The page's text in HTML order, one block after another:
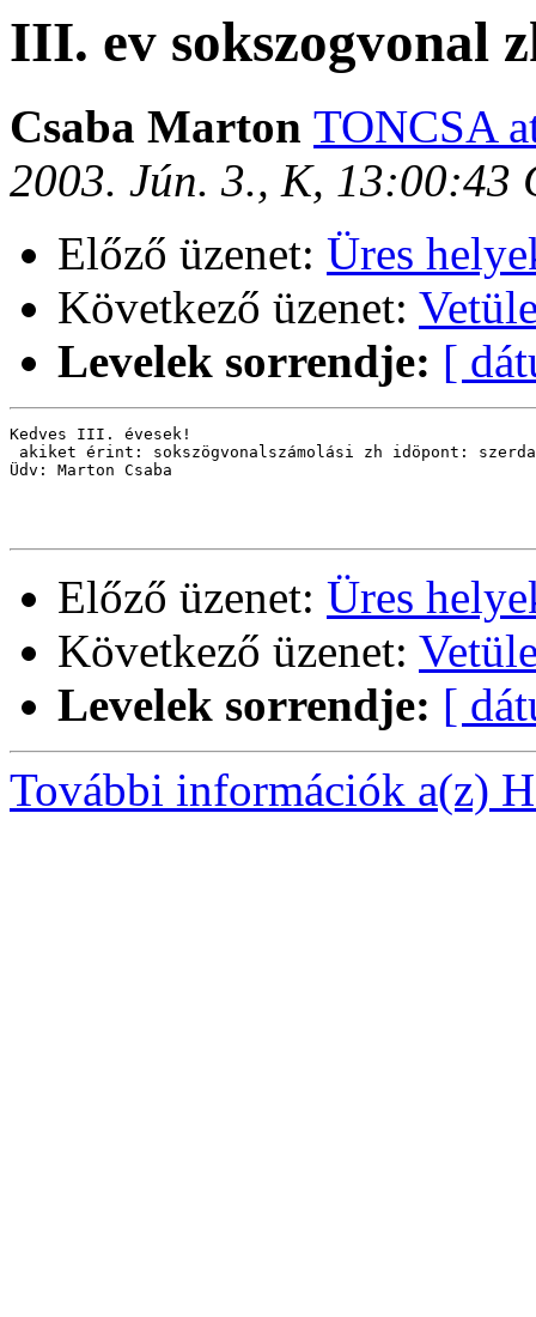
III. ev sokszogvonal
Csaba Marton TONCSA
2003. Jún. 3., K, 13:00:43
Előző üzenet: Üres
Következő üzenet:
Levelek sorrendje: [
Kedves III. évesek!
akiket érint: sokszögvonalszámolási zh idöpont:
Üdv: Marton Csaba
Előző üzenet: Üres
Következő üzenet:
Levelek sorrendje: [
További információk a(z)